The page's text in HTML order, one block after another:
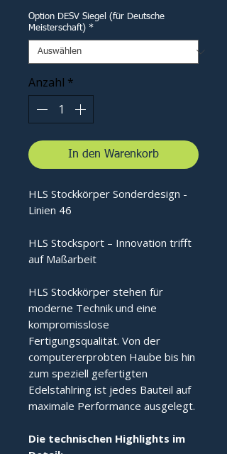
Option DESV Siegel (für Deutsche
Meisterschaft) *
Anzahl *
In den Warenkorb
HLS Stockkörper Sonderdesign -
Linien 46
HLS Stocksport – Innovation trifft
auf Maßarbeit
HLS Stockkörper stehen für
moderne Technik und eine
kompromisslose
Fertigungsqualität. Von der
computererprobten Haube bis hin
zum speziell gefertigten
Edelstahlring ist jedes Bauteil auf
maximale Performance ausgelegt.
Die technischen Highlights im